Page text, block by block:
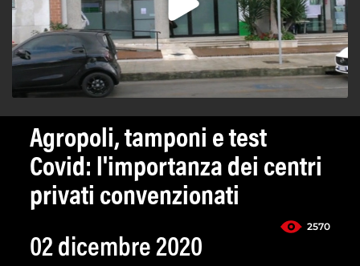
Agropoli, tamponi e test
Covid: l'importanza dei centri
privati convenzionati
2570
02 dicembre 2020